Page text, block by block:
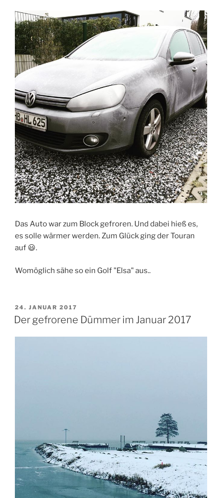
Das Auto war zum Block gefroren. Und dabei hieß es,
es solle wärmer werden. Zum Glück ging der Touran
auf 😃.
Womöglich sähe so ein Golf "Elsa" aus..
VERÖFFENTLICHT
AM
24. JANUAR 2017
Der gefrorene Dümmer im Januar 2017